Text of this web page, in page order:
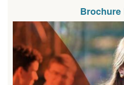
Brochure